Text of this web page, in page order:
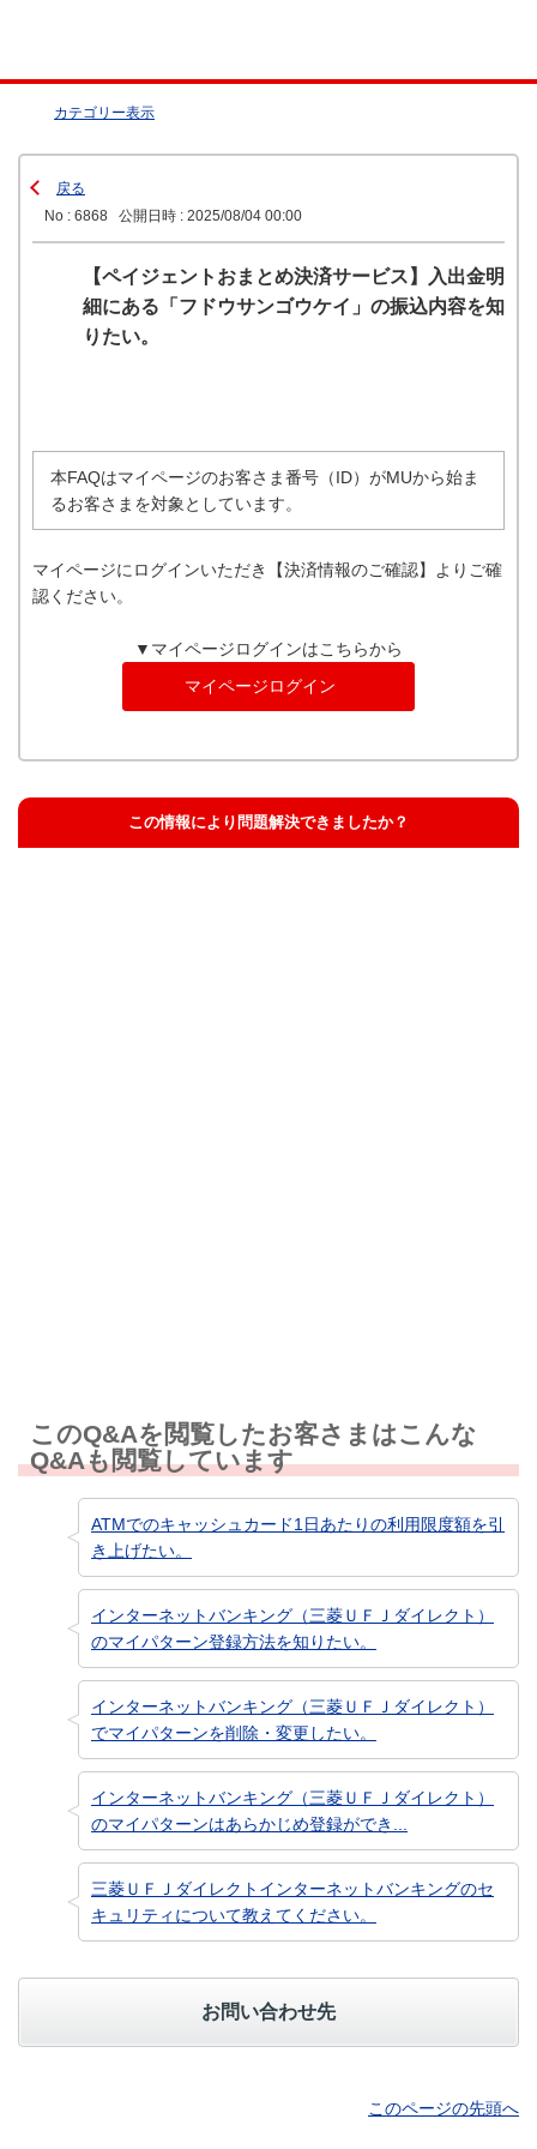
カテゴリー表示
戻る
No : 6868
公開日時 : 2025/08/04 00:00
【ペイジェントおまとめ決済サービス】入出金明
細にある「フドウサンゴウケイ」の振込内容を知
りたい。
本FAQはマイページのお客さま番号（ID）がMUから始ま
るお客さまを対象としています。
マイページにログインいただき【決済情報のご確認】よりご確
認ください。
▼マイページログインはこちらから
マイページログイン
この情報により問題解決できましたか？
このQ&Aを閲覧したお客さまはこんな
Q&Aも閲覧しています
ATMでのキャッシュカード1日あたりの利用限度額を引
き上げたい。
インターネットバンキング（三菱ＵＦＪダイレクト）
のマイパターン登録方法を知りたい。
インターネットバンキング（三菱ＵＦＪダイレクト）
でマイパターンを削除・変更したい。
インターネットバンキング（三菱ＵＦＪダイレクト）
のマイパターンはあらかじめ登録ができ...
三菱ＵＦＪダイレクトインターネットバンキングのセ
キュリティについて教えてください。
お問い合わせ先
このページの先頭へ